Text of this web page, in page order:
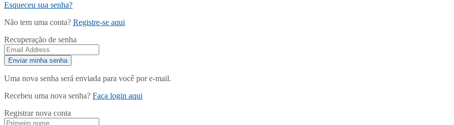
Esqueceu sua senha?
Não tem uma conta? Registre-se aqui
Recuperação de senha
Uma nova senha será enviada para você por e-mail.
Recebeu uma nova senha? Faça login aqui
Registrar nova conta